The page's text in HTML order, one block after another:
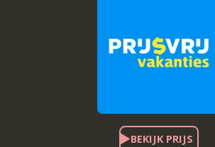
BEKIJK PRIJS